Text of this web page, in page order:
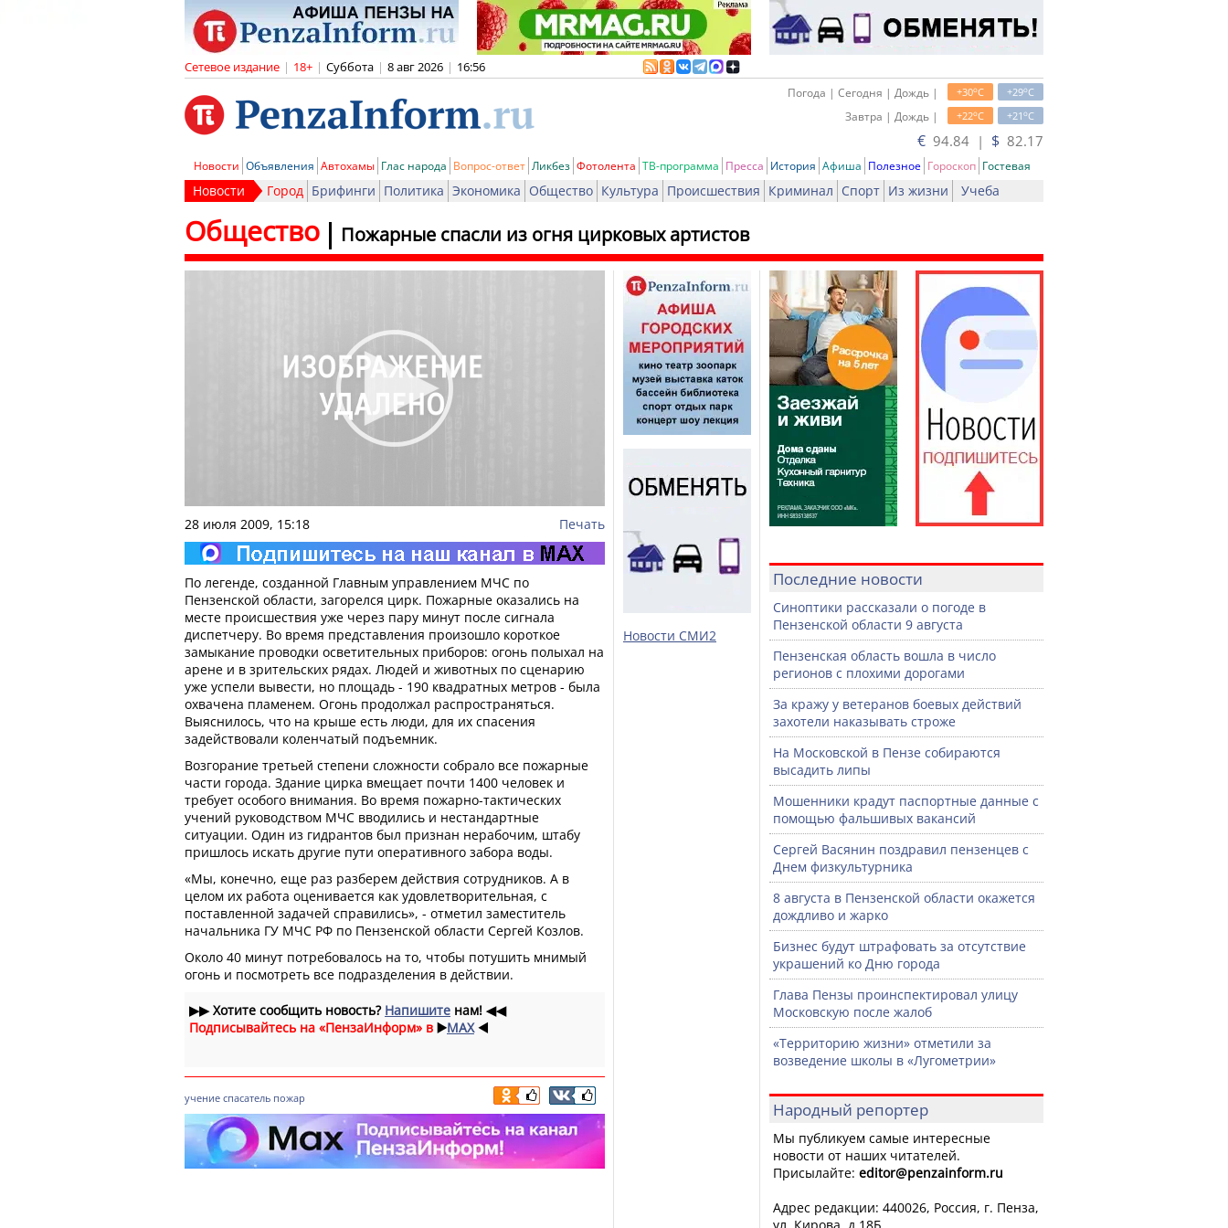
Сетевое издание | 18+ | Суббота | 8 авг 2026 | 16:56
+29oC
+30oC
Погода | Сегодня | Дождь |
+21oC
+22oC
Завтра | Дождь |
€ 94.84 | $ 82.17
Новости Объявления Автохамы Глас народа Вопрос-ответ Ликбез Фотолента ТВ-программа Пресса История Афиша Полезное Гороскоп Гостевая
Новости Город Брифинги Политика Экономика Общество Культура Происшествия Криминал Спорт Из жизни Учеба
Пожарные спасли из огня цирковых артистов
Общество
28 июля 2009, 15:18 Печать
По легенде, созданной Главным управлением МЧС по
Пензенской области, загорелся цирк. Пожарные оказались на
месте происшествия уже через пару минут после сигнала
диспетчеру. Во время представления произошло короткое
замыкание проводки осветительных приборов: огонь полыхал на
арене и в зрительских рядах. Людей и животных по сценарию
уже успели вывести, но площадь - 190 квадратных метров - была
охвачена пламенем. Огонь продолжал распространяться.
Выяснилось, что на крыше есть люди, для их спасения
задействовали коленчатый подъемник.
Возгорание третьей степени сложности собрало все пожарные
части города. Здание цирка вмещает почти 1400 человек и
требует особого внимания. Во время пожарно-тактических
учений руководством МЧС вводились и нестандартные
ситуации. Один из гидрантов был признан нерабочим, штабу
пришлось искать другие пути оперативного забора воды.
«Мы, конечно, еще раз разберем действия сотрудников. А в
целом их работа оценивается как удовлетворительная, с
поставленной задачей справились», - отметил заместитель
начальника ГУ МЧС РФ по Пензенской области Сергей Козлов.
Около 40 минут потребовалось на то, чтобы потушить мнимый
огонь и посмотреть все подразделения в действии.
▶▶Хотите сообщить новость? Напишите нам! ◀◀
Подписывайтесь на «ПензаИнформ» в ▶️MAX ◀️
учение спасатель пожар
Новости СМИ2
Последние новости
Синоптики рассказали о погоде в
Пензенской области 9 августа
Пензенская область вошла в число
регионов с плохими дорогами
За кражу у ветеранов боевых действий
захотели наказывать строже
На Московской в Пензе собираются
высадить липы
Мошенники крадут паспортные данные с
помощью фальшивых вакансий
Сергей Васянин поздравил пензенцев с
Днем физкультурника
8 августа в Пензенской области окажется
дождливо и жарко
Бизнес будут штрафовать за отсутствие
украшений ко Дню города
Глава Пензы проинспектировал улицу
Московскую после жалоб
«Территорию жизни» отметили за
возведение школы в «Лугометрии»
Народный репортер
Мы публикуем самые интересные
новости от наших читателей.
Присылайте: editor@penzainform.ru
Адрес редакции: 440026, Россия, г. Пенза,